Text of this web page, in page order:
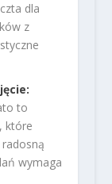
dla
z
to
które
wymaga